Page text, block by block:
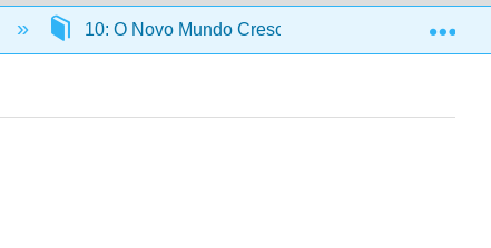
10: O Novo Mundo Cresce (1700 CE — 1800 CE)